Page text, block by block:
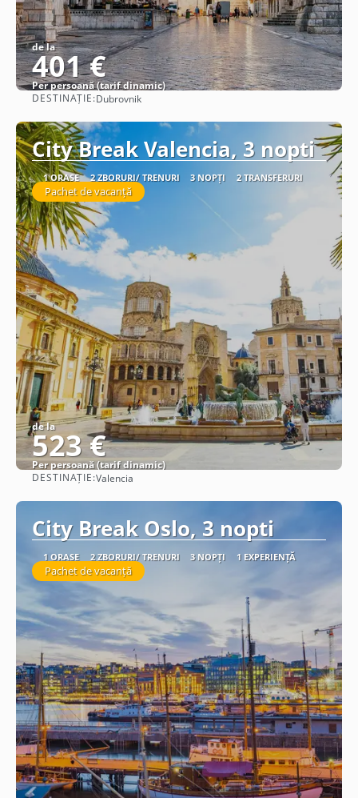
de la
401 €
Per persoană (tarif dinamic)
DESTINAȚIE:Dubrovnik
City Break Valencia, 3 nopti
1 ORAȘE 2 ZBORURI/ TRENURI 3 NOPȚI 2 TRANSFERURI
Pachet de vacanță
de la
523 €
Per persoană (tarif dinamic)
DESTINAȚIE:Valencia
City Break Oslo, 3 nopti
1 ORAȘE 2 ZBORURI/ TRENURI 3 NOPȚI 1 EXPERIENȚĂ
Pachet de vacanță